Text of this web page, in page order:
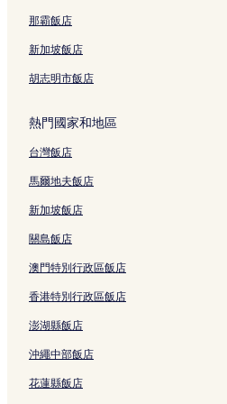
那霸飯店
新加坡飯店
胡志明市飯店
熱門國家和地區
台灣飯店
馬爾地夫飯店
新加坡飯店
關島飯店
澳門特別行政區飯店
香港特別行政區飯店
澎湖縣飯店
沖繩中部飯店
花蓮縣飯店